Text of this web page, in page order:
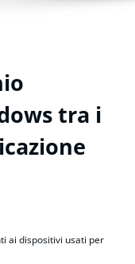
tra i
ai dispositivi usati per